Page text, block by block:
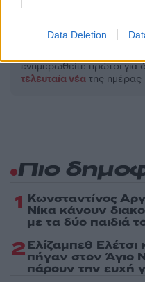
Data Deletion
ενημερωθείτε πρώτοι για
τελευταία νέα της ημέρας
Πιο
1 Κωνσταντίνος
Νίκα κάνουν
με τα δύο παιδιά
2Ελίζαμπεθ Ελέτσι
πήγαν στον Άγιο
πάρουν την ευχή